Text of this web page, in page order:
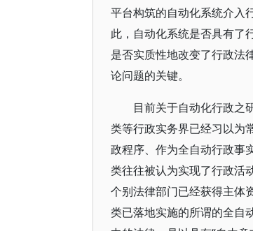
平台构筑的自动化系统介入
此，自动化系统是否具有了
是否实质性地改变了行政法
论问题的关键。
目前关于自动化行政之
类等行政实务界已经习以为
政程序、作为全自动行政事
类往往被认为实现了行政活
个别法律部门已经获得主体
类已落地实施的所谓的全自